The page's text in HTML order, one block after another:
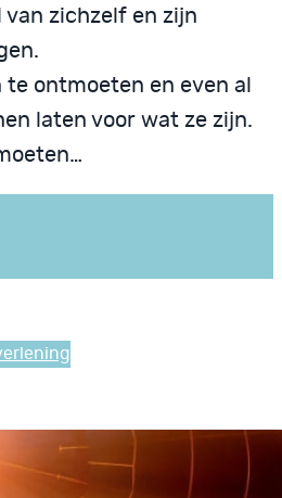
zichzelf en zijn
ontmoeten en even al
laten voor wat ze zijn.